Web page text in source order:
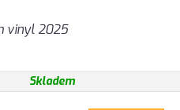
vinyl 2025
Skladem